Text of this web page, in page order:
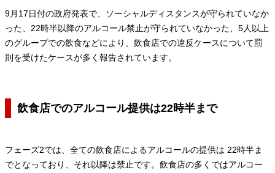
9月17日付の政府発表で、ソーシャルディスタンスが守られていなか
った、22時半以降のアルコール禁止が守られていなかった、5人以上
のグループでの飲食などにより、飲食店での違反ケースについて罰
則を受けたケースが多く報告されています。
飲食店でのアルコール提供は22時半まで
フェーズ2では、全ての飲食店によるアルコールの提供は 22時半ま
でとなっており、それ以降は禁止です。飲食店の多くではアルコー